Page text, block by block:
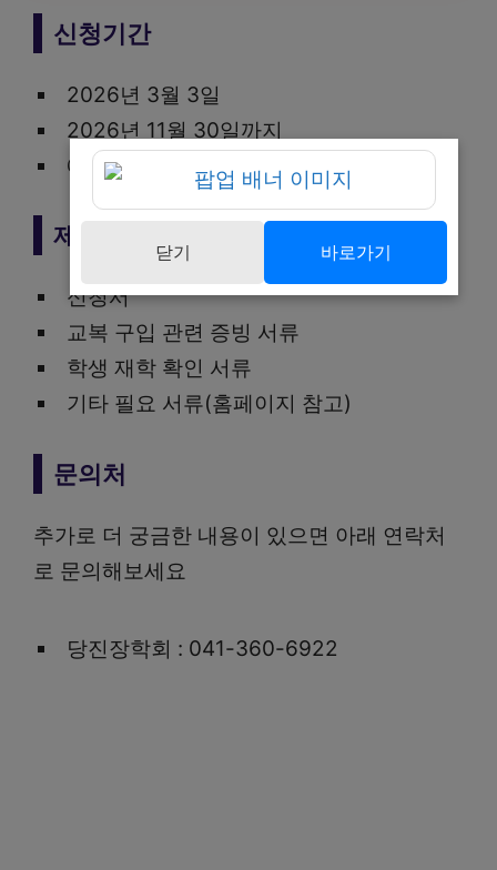
신청기간
2026년 3월 3일
2026년 11월 30일까지
예산 소진 시 조기 마감
제출서류
신청서
교복 구입 관련 증빙 서류
학생 재학 확인 서류
기타 필요 서류(홈페이지 참고)
문의처
추가로 더 궁금한 내용이 있으면 아래 연락처
로 문의해보세요
당진장학회 : 041-360-6922
닫기 바로가기